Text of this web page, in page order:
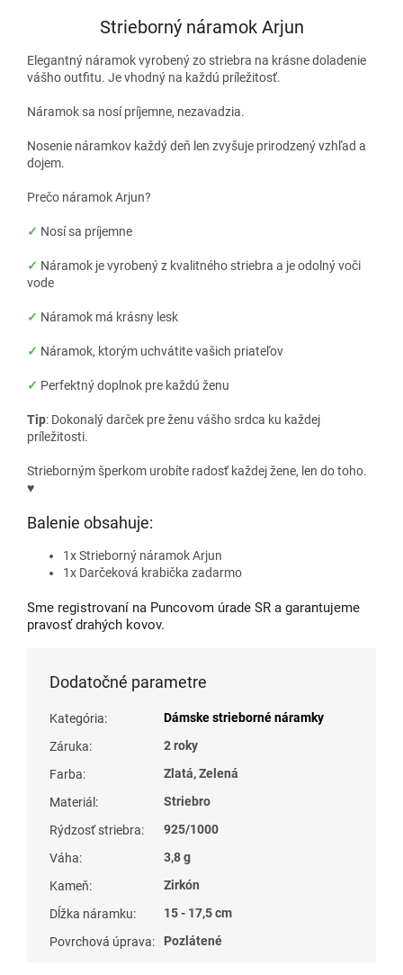
Strieborný náramok Arjun
Elegantný náramok vyrobený zo striebra na krásne doladenie
vášho outfitu. Je vhodný na každú príležitosť.
Náramok sa nosí príjemne, nezavadzia.
Nosenie náramkov každý deň len zvyšuje prirodzený vzhľad a
dojem.
Prečo náramok Arjun?
✓ Nosí sa príjemne
✓ Náramok je vyrobený z kvalitného striebra a je odolný voči
vode
✓ Náramok má krásny lesk
✓ Náramok, ktorým uchvátite vašich priateľov
✓ Perfektný doplnok pre každú ženu
Tip: Dokonalý darček pre ženu vášho srdca ku každej
príležitosti.
Strieborným šperkom urobíte radosť každej žene, len do toho.
♥
Balenie obsahuje:
1x Strieborný náramok Arjun
1x Darčeková krabička zadarmo
Sme registrovaní na Puncovom úrade SR a garantujeme
pravosť drahých kovov.
Dodatočné parametre
Kategória:
Dámske strieborné náramky
Záruka:
2 roky
Farba:
Zlatá, Zelená
Materiál :
Striebro
Rýdzosť striebra:
925/1000
Váha:
3,8 g
Kameň:
Zirkón
Dĺžka náramku:
15 - 17,5 cm
Povrchová úprava: Pozlátené